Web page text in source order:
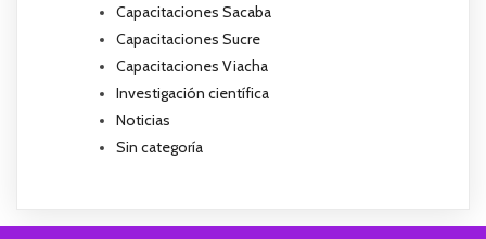
Capacitaciones Sacaba
Capacitaciones Sucre
Capacitaciones Viacha
Investigación científica
Noticias
Sin categoría